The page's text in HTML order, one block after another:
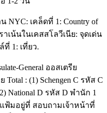
NYC: เคล็ดที่ 1: Country of
าเน้นในเคสสโลวีเนีย: จุดเด่น
ที่ 1: เที่ยว.
General ออสเตรีย
: (1) Schengen C รหัส C
National D รหัส D พำนัก 1
แฟ้มอยู่ที่ สอบถามเจ้าหน้าที่